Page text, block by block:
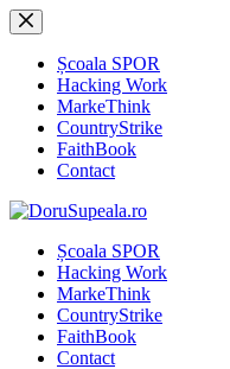
Sari
la
conținutȘcoala SPOR
Hacking Work
MarkeThink
CountryStrike
FaithBook
Contact
Școala SPOR
Hacking Work
MarkeThink
CountryStrike
FaithBook
Contact